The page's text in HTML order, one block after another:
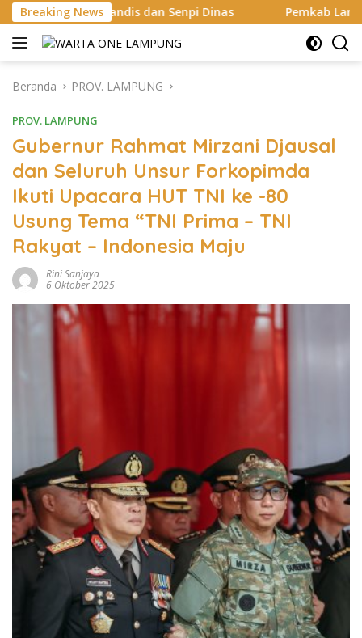
Langsung
ke
konten
Breaking News
dan Senpi Dinas Pemkab Lampung Selatan
Beranda PROV. LAMPUNG
PROV. LAMPUNG
Gubernur Rahmat Mirzani Djausal
dan Seluruh Unsur Forkopimda
Ikuti Upacara HUT TNI ke -80
Usung Tema “TNI Prima – TNI
Rakyat – Indonesia Maju
Rini Sanjaya
6 Oktober 2025